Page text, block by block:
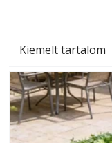
Kiemelt tartalom